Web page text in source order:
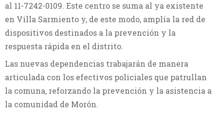
al 11-7242-0109. Este centro se suma al ya existente
en Villa Sarmiento y, de este modo, amplía la red de
dispositivos destinados a la prevención y la
respuesta rápida en el distrito.
Las nuevas dependencias trabajarán de manera
articulada con los efectivos policiales que patrullan
la comuna, reforzando la prevención y la asistencia a
la comunidad de Morón.